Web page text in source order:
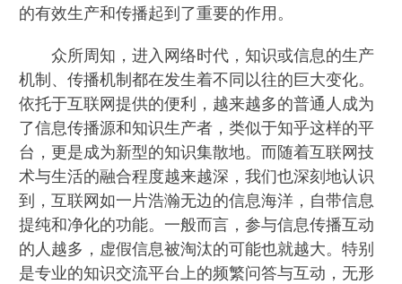
的有效生产和传播起到了重要的作用。
众所周知，进入网络时代，知识或信息的生产
机制、传播机制都在发生着不同以往的巨大变化。
依托于互联网提供的便利，越来越多的普通人成为
了信息传播源和知识生产者，类似于知乎这样的平
台，更是成为新型的知识集散地。而随着互联网技
术与生活的融合程度越来越深，我们也深刻地认识
到，互联网如一片浩瀚无边的信息海洋，自带信息
提纯和净化的功能。一般而言，参与信息传播互动
的人越多，虚假信息被淘汰的可能也就越大。特别
是专业的知识交流平台上的频繁问答与互动，无形